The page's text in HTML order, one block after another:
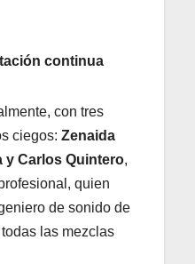
continua
con tres
ciegos: Zenaida
y Carlos Quintero,
quien
de sonido de
las mezclas